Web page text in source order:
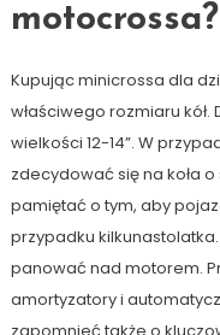
motocrossa?
Kupując minicrossa dla
właściwego rozmiaru kół.
wielkości 12-14”. W
zdecydować się na koła
pamiętać o tym, aby
przypadku
panować nad motorem.
amortyzatory i